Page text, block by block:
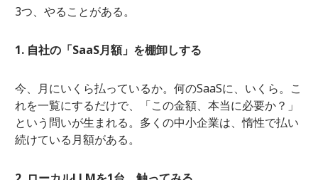
3つ、やることがある。
1. 自社の「SaaS月額」を棚卸しする
今、月にいくら払っているか。何のSaaSに、いくら。こ
れを一覧にするだけで、「この金額、本当に必要か？」
という問いが生まれる。多くの中小企業は、惰性で払い
続けている月額がある。